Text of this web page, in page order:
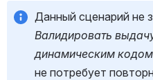
Валидировать
динамическим кодом
не потребует